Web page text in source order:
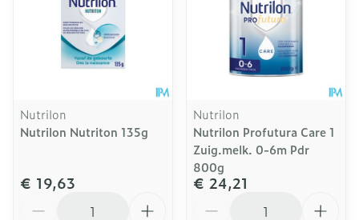
Nutrilon
Nutrilon Nutriton 135g
€ 19,63
Nutrilon
Nutrilon Profutura Care 1
Zuig.melk. 0-6m Pdr
800g
€ 24,21